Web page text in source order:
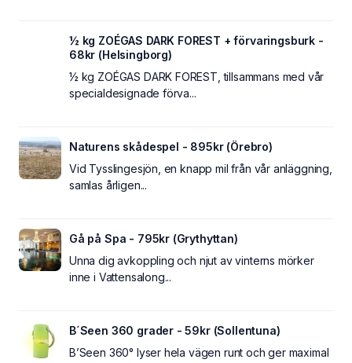
½ kg ZOÉGAS DARK FOREST + förvaringsburk -
68kr (Helsingborg)
½ kg ZOÉGAS DARK FOREST, tillsammans med vår
specialdesignade förva...
Naturens skådespel - 895kr (Örebro)
Vid Tysslingesjön, en knapp mil från vår anläggning,
samlas årligen...
Gå på Spa - 795kr (Grythyttan)
Unna dig avkoppling och njut av vinterns mörker
inne i Vattensalong...
B´Seen 360 grader - 59kr (Sollentuna)
B’Seen 360° lyser hela vägen runt och ger maximal